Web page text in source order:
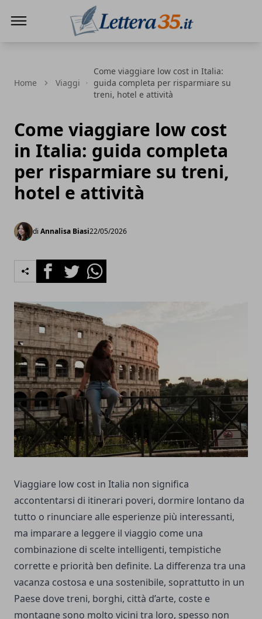
Home Viaggi
Come viaggiare low cost in Italia:
guida completa per risparmiare su
treni, hotel e attività
Come viaggiare low cost
in Italia: guida completa
per risparmiare su treni,
hotel e attività
di Annalisa Biasi22/05/2026
FacebookTwitterWhatsapp
Viaggiare low cost in Italia non significa
accontentarsi di itinerari poveri, dormire lontano da
tutto o rinunciare alle esperienze più interessanti,
ma imparare a leggere il viaggio come una
combinazione di scelte intelligenti, tempistiche
corrette e priorità ben definite. La differenza tra una
vacanza costosa e una sostenibile, soprattutto in un
Paese dove treni, borghi, città d’arte, coste e
montagne sono molto vicini tra loro, spesso non